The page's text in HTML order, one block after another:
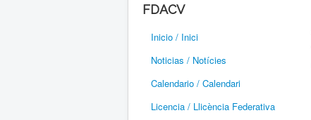
FDACV
Inicio / Inici
Noticias / Notícies
Calendario / Calendari
Licencia / Llicència Federativa